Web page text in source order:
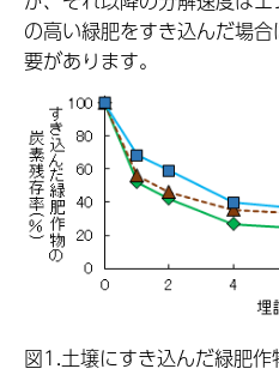
の高い緑肥をすき込んだ場
要があります。
図1.土壌にすき込んだ緑肥